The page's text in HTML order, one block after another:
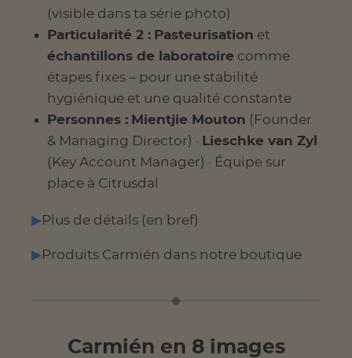
(visible dans ta série photo)
Particularité 2 : Pasteurisation et
échantillons de laboratoire comme
étapes fixes – pour une stabilité
hygiénique et une qualité constante
Personnes : Mientjie Mouton (Founder
& Managing Director) · Lieschke van Zyl
(Key Account Manager) · Équipe sur
place à Citrusdal
Plus de détails (en bref)
Produits Carmién dans notre boutique
Carmién en 8 images